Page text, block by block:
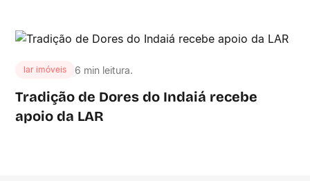
lar imóveis 6 min leitura.
Tradição de Dores do Indaiá recebe
apoio da LAR